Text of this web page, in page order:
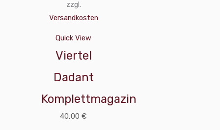
zzgl.
Versandkosten
Quick View
Viertel
Dadant
Komplettmagazin
40,00€